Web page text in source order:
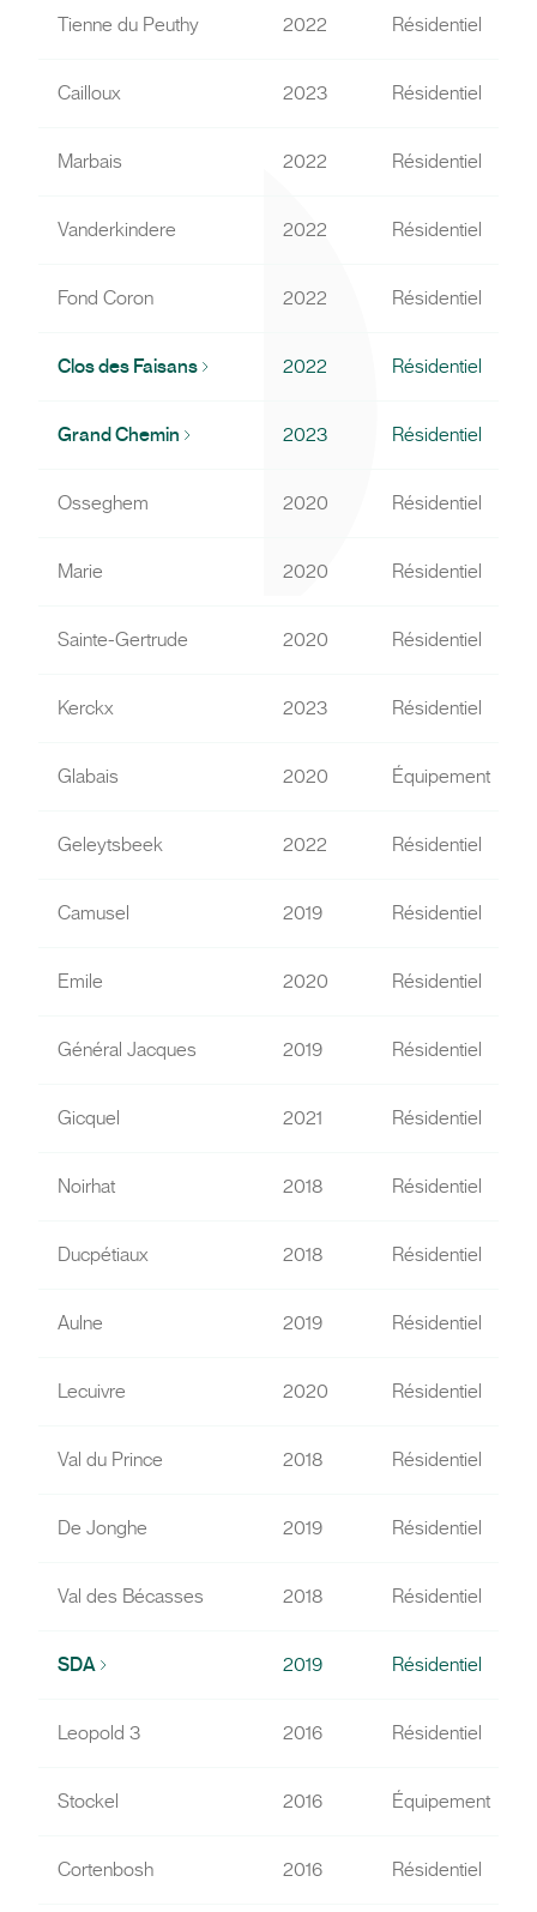
Tienne du Peuthy 2022 Résidentiel
Cailloux 2023 Résidentiel
Marbais 2022 Résidentiel
Vanderkindere 2022 Résidentiel
Fond Coron 2022 Résidentiel
Clos des Faisans 2022 Résidentiel
Grand Chemin 2023 Résidentiel
Osseghem 2020 Résidentiel
Marie 2020 Résidentiel
Sainte-Gertrude 2020 Résidentiel
Kerckx 2023 Résidentiel
Glabais 2020 Équipement
Geleytsbeek 2022 Résidentiel
Camusel 2019 Résidentiel
Emile 2020 Résidentiel
Général Jacques 2019 Résidentiel
Gicquel 2021 Résidentiel
Noirhat 2018 Résidentiel
Ducpétiaux 2018 Résidentiel
Aulne 2019 Résidentiel
Lecuivre 2020 Résidentiel
Val du Prince 2018 Résidentiel
De Jonghe 2019 Résidentiel
Val des Bécasses 2018 Résidentiel
SDA 2019 Résidentiel
Leopold 3 2016 Résidentiel
Stockel 2016 Équipement
Cortenbosh 2016 Résidentiel